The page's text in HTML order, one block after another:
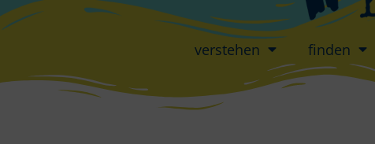
verstehen finden